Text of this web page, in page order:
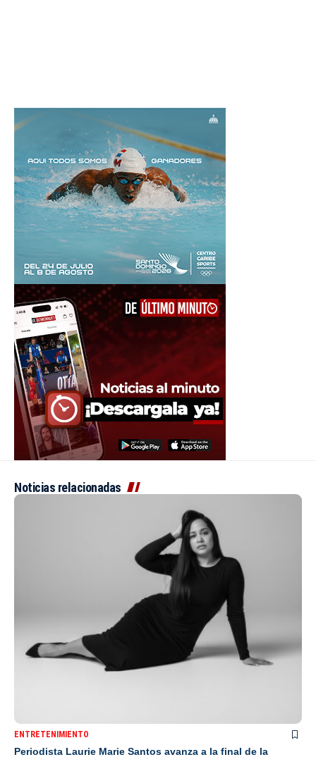
Noticias relacionadas
ENTRETENIMIENTO
Periodista Laurie Marie Santos avanza a la final de la